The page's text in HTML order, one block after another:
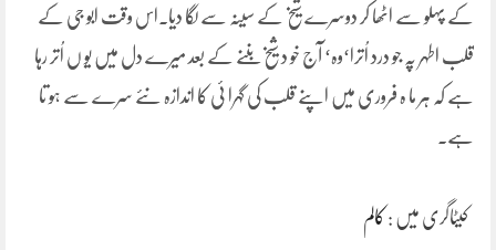
کے پہلو سے اٹھا کر دوسرے شیخ کے سینہ سے لگا دیا۔اس وقت ابو جی کے
قلب اطہر پہ جو درد اُترا‘وہ‘ آج خو د شیخ بننے کے بعد میرے دل میں یو ں اُتر رہا
ہے کہ ہر ما ہ فروری میں اپنے قلب کی گہرا ئی کا اندازہ نئے سرے سے ہو تا
ہے۔
کیٹاگری میں : کالم